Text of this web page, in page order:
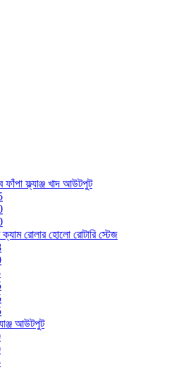
ফ্ল্যাঞ্জ খাদ আউটপুট
রোলার হোলো রোটারি স্টেজ
আউটপুট